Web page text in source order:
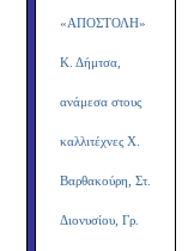
«ΑΠΟΣΤΟΛΗ»
Κ. Δήμτσα,
ανάμεσα στους
καλλιτέχνες Χ.
Βαρθακούρη, Στ.
Διονυσίου, Γρ.